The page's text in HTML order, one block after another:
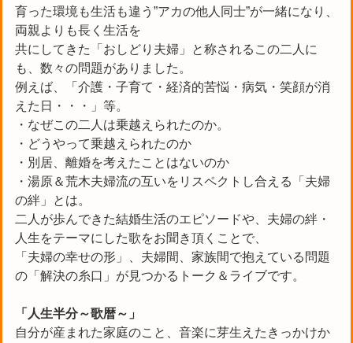
育った環境も生活も違う”アカの他人同士”が一緒になり、
両親よりも長く生活を
共にしてきた「おしどり夫婦」と称されるこの二人に
も、数々の問題がありました。
例えば、「介護・子育て・経済的苦悩・病気・笑顔が消
えた日・・・」等。
・なぜこの二人は乗越えられたのか。
・どうやって乗越えられたのか
・別居、離婚を考えたことはないのか
・湯原＆荒木夫婦流の互いをリスペクトし合える「夫婦
の絆」とは。
二人が歩んできた結婚生活のエピソードや、夫婦の絆・
人生をテーマにした歌をお聞き頂くことで、
「夫婦の幸せの形」、夫婦間、家族間で抱えている問題
の「解決の糸口」が見つかるトーク＆ライブです。
「人生半分～歌暦～」
自分が産まれた家庭のこと、音楽に芽生えたきっかけか